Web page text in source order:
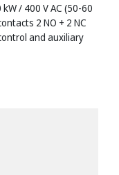
/ 400 V AC (50-60
2 NO + 2 NC
and auxiliary